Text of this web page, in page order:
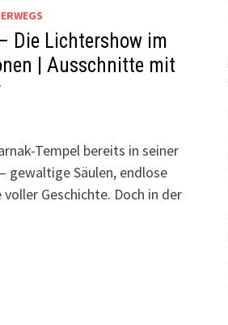
Die Lichtershow im
| Ausschnitte mit
Tempel bereits in seiner
gewaltige Säulen, endlose
Geschichte. Doch in der